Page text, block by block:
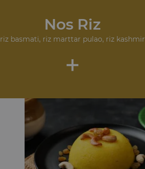
Nos Riz
riz basmati, riz marttar pulao, riz kashmir
+